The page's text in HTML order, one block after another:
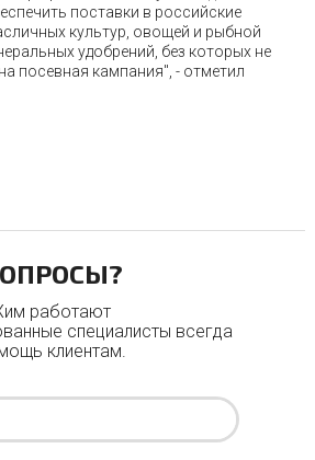
поставки в российские
культур, овощей и рыбной
удобрений, без которых не
посевная кампания", - отметил
работают
специалисты всегда
клиентам.